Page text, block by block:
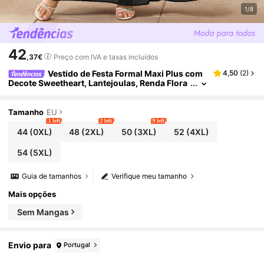
1/8
42,37€ Preço com IVA e taxas incluídos
Vestido de Festa Formal Maxi Plus com
Decote Sweetheart, Lantejoulas, Renda Flora
4,50 (2)
Tamanho EU
44(0XL)
1 left
48 (2XL)
2 left
50(3XL)
9 left
52 (4XL)
54(5XL)
Verifique meu tamanho
Guia de tamanhos
Mais opções
Sem Mangas
Envio para Portugal